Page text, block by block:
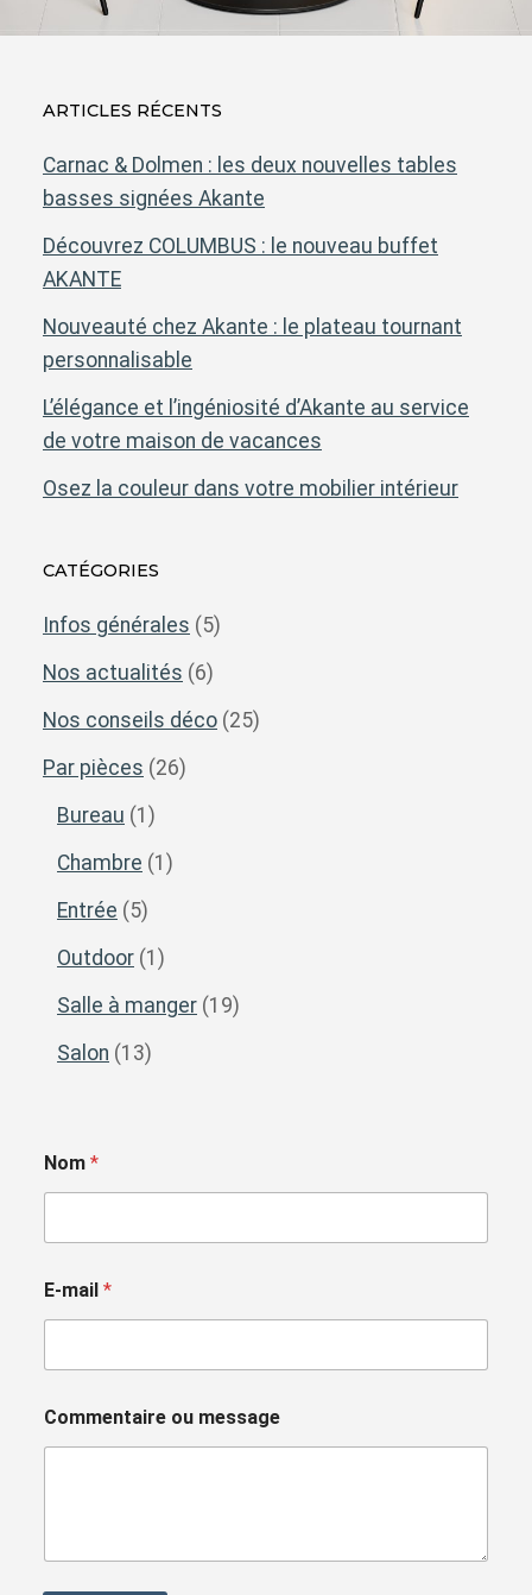
ARTICLES RÉCENTS
Carnac & Dolmen : les deux nouvelles tables
basses signées Akante
Découvrez COLUMBUS : le nouveau buffet
AKANTE
Nouveauté chez Akante : le plateau tournant
personnalisable
L’élégance et l’ingéniosité d’Akante au service
de votre maison de vacances
Osez la couleur dans votre mobilier intérieur
CATÉGORIES
Infos générales (5)
Nos actualités (6)
Nos conseils déco (25)
Par pièces (26)
Bureau (1)
Chambre (1)
Entrée (5)
Outdoor (1)
Salle à manger (19)
Salon (13)
Nom *
E-mail *
Commentaire ou message